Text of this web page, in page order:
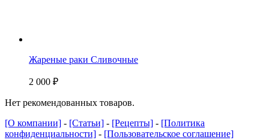
Жареные раки Сливочные
2 000 ₽
Нет рекомендованных товаров.
[О компании] - [Статьи] - [Рецепты] - [Политика
конфиденциальности] - [Пользовательское соглашение]